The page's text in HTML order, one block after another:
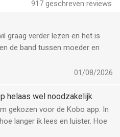
aantekeningen en markeringen
jij jezelf niet meer af te
uitgelezen? Installeer dan
app-feedback@bol.com.
jij weer iets hebt om te lezen.
over-ondersteuning
waaronder sneller
917 geschreven reviews
graag verder lezen en het is
de band tussen moeder en
01/08/2026
helaas wel noodzakelijk
gekozen voor de Kobo app. In
langer ik lees en luister. Hoe